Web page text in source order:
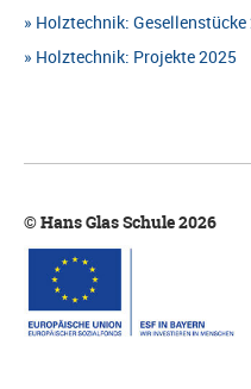
Holztechnik: Gesellenstücke
Holztechnik: Projekte 2025
© Hans Glas Schule 2026